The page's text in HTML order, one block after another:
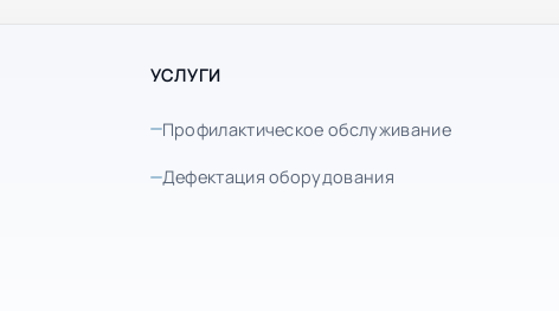
УСЛУГИ
Профилактическое обслуживание
Дефектация оборудования